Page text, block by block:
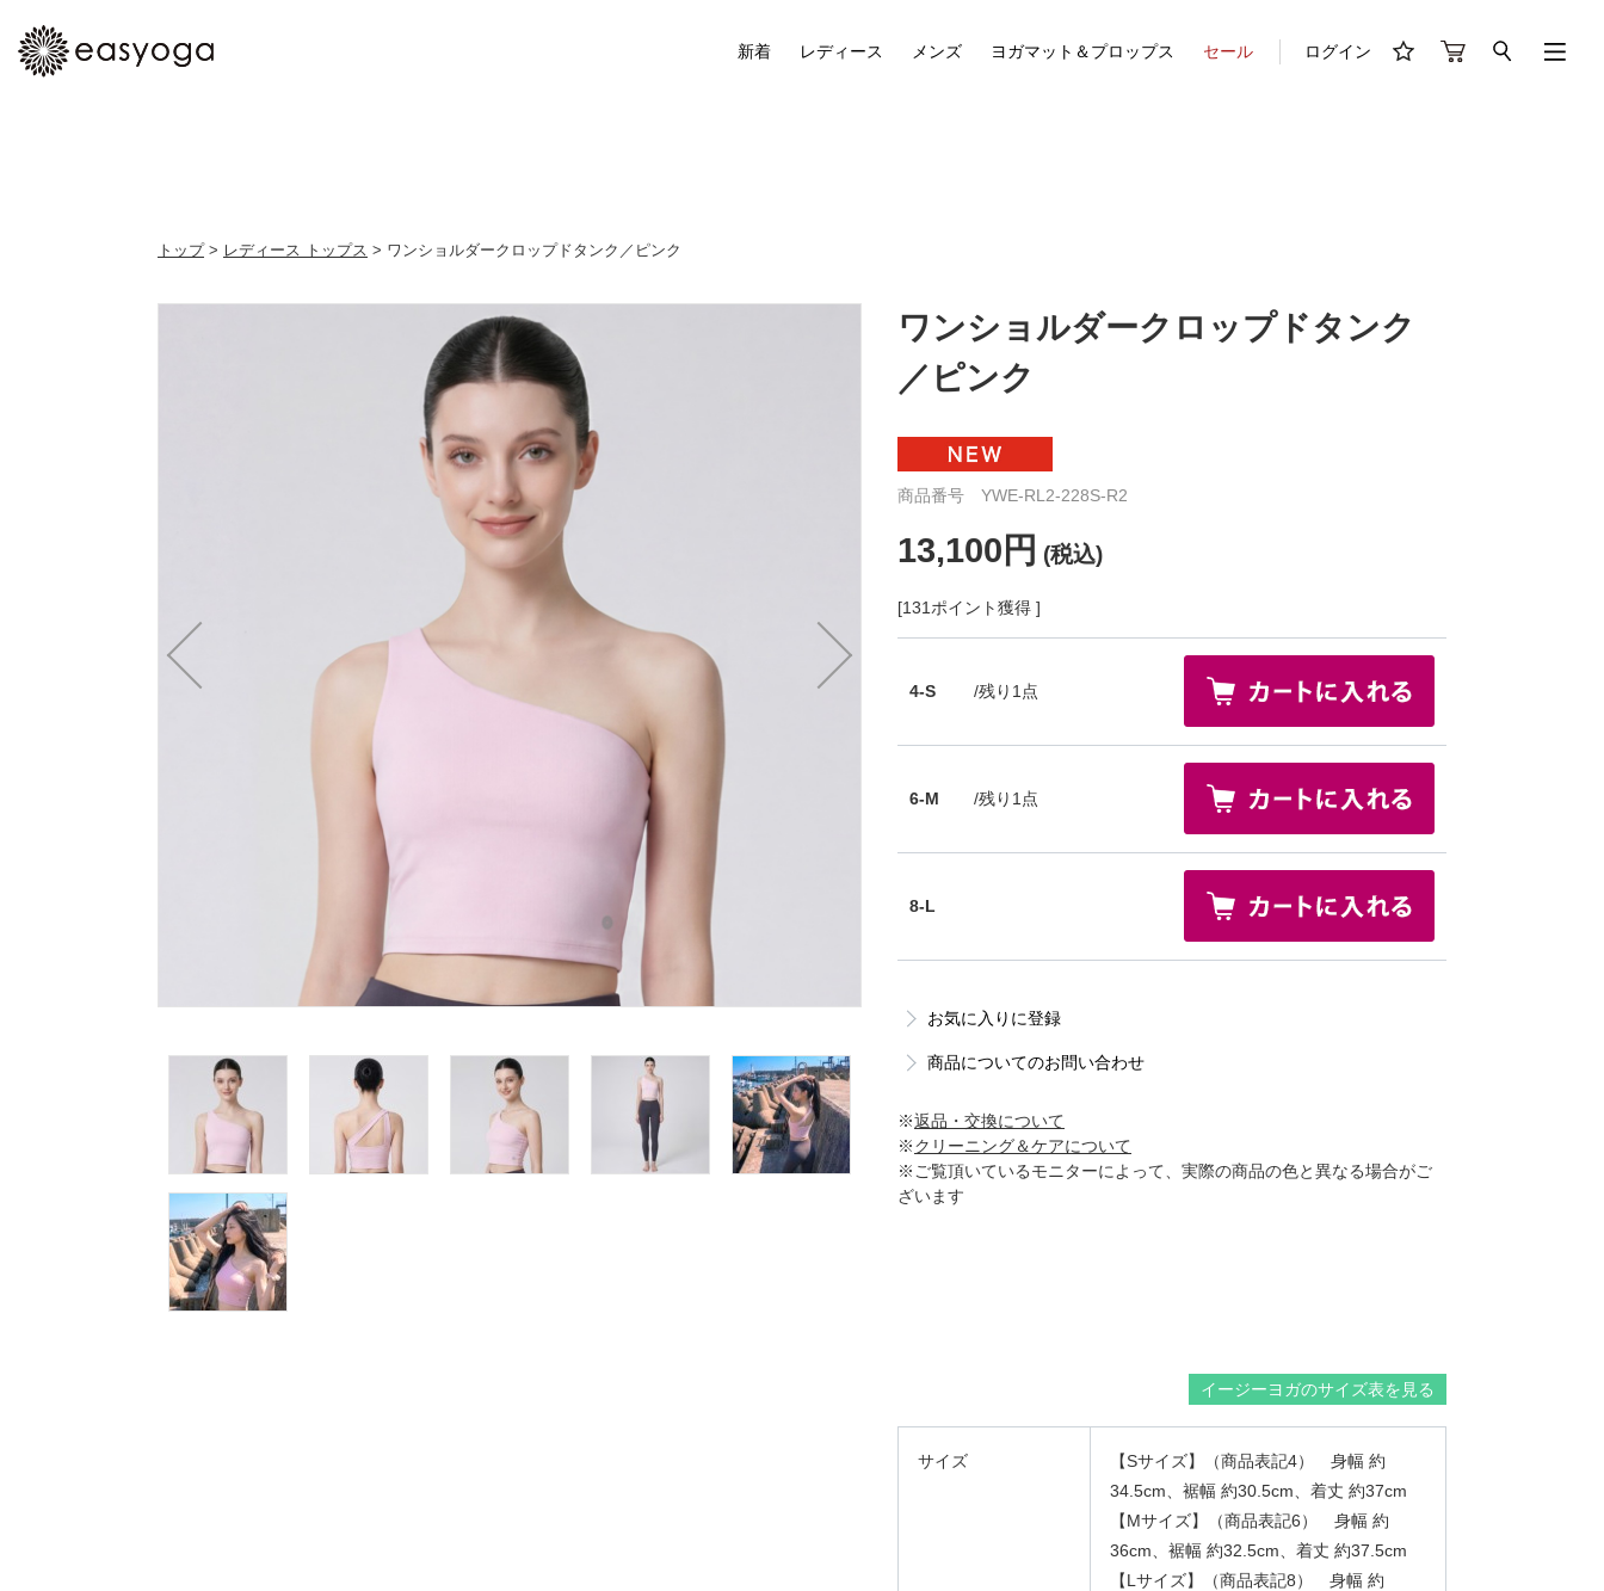
新着 レディース メンズ ヨガマット＆プロップス セール ログイン
トップ> レディース トップス > ワンショルダークロップドタンク／ピンク
ワンショルダークロップドタンク
／ピンク
商品番号 YWE-RL2-228S-R2
13,100円 (税込)
[131ポイント獲得 ]
4-S /残り1点
6-M /残り1点
8-L
お気に入りに登録
商品についてのお問い合わせ
※返品・交換について
※クリーニング＆ケアについて
※ご覧頂いているモニターによって、実際の商品の色と異なる場合がご
ざいます
イージーヨガのサイズ表を見る
サイズ
【Sサイズ】（商品表記4） 身幅 約
34.5cm、裾幅 約30.5cm、着丈 約37cm
【Mサイズ】（商品表記6） 身幅 約
36cm、裾幅 約32.5cm、着丈 約37.5cm
【Lサイズ】（商品表記8） 身幅 約